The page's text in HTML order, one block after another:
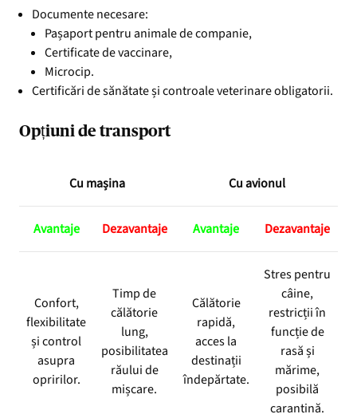
Documente necesare:
Pașaport pentru animale de companie,
Certificate de vaccinare,
Microcip.
Certificări de sănătate și controale veterinare obligatorii.
Opțiuni de transport
Cu mașina Cu avionul
Avantaje Dezavantaje Avantaje Dezavantaje
Confort,
flexibilitate
și control
asupra
opririlor.
Timp de
călătorie
lung,
posibilitatea
răului de
mișcare.
Călătorie
rapidă,
acces la
destinații
îndepărtate.
Stres pentru
câine,
restricții în
funcție de
rasă și
mărime,
posibilă
carantină.